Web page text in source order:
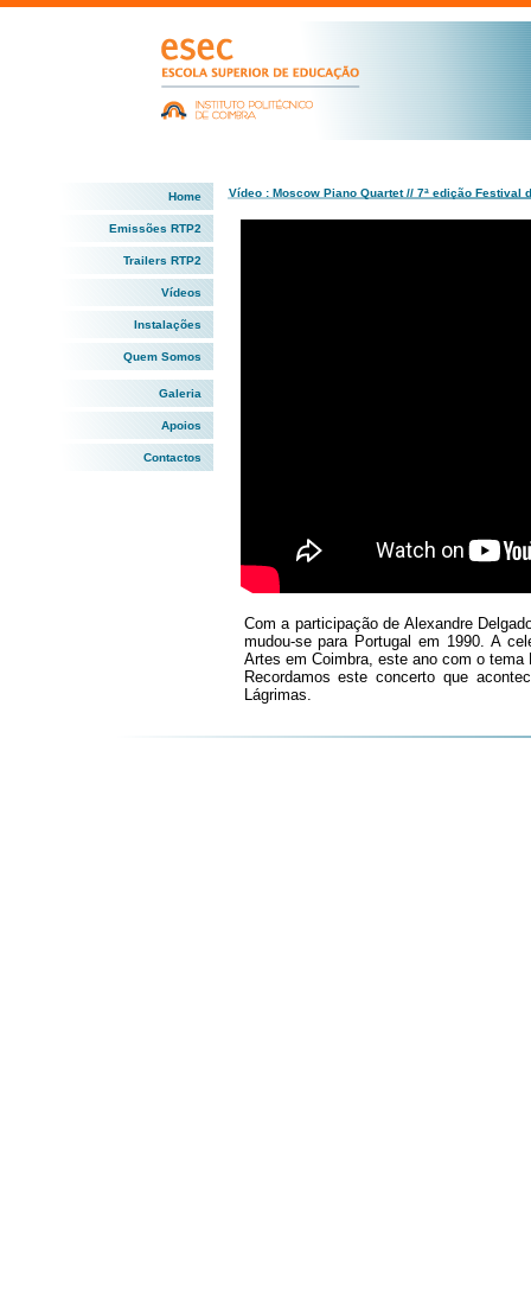
Home
Emissões RTP2
Trailers RTP2
Vídeos
Instalações
Quem Somos
Galeria
Apoios
Contactos
Vídeo : Moscow Piano Quartet // 7ª edição Festival
Com a participação de Alexandre
mudou-se para Portugal em 1990. A
Artes em Coimbra, este ano com o tema
Recordamos este concerto que
Lágrimas.